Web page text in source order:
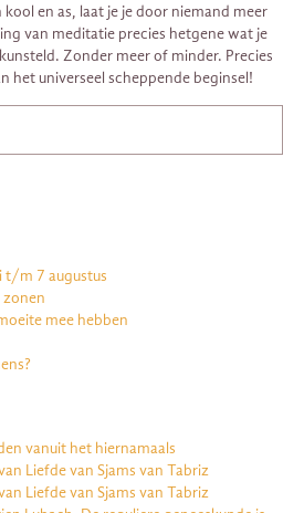
en as, laat je je door niemand meer
van meditatie precies hetgene wat je
Zonder meer of minder. Precies
het universeel scheppende beginsel!
t/m 7 augustus
zonen
mee hebben
vanuit het hiernamaals
Liefde van Sjams van Tabriz
Liefde van Sjams van Tabriz